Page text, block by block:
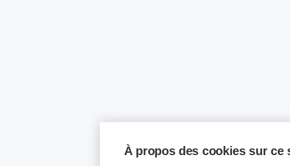
À propos des cookies sur ce